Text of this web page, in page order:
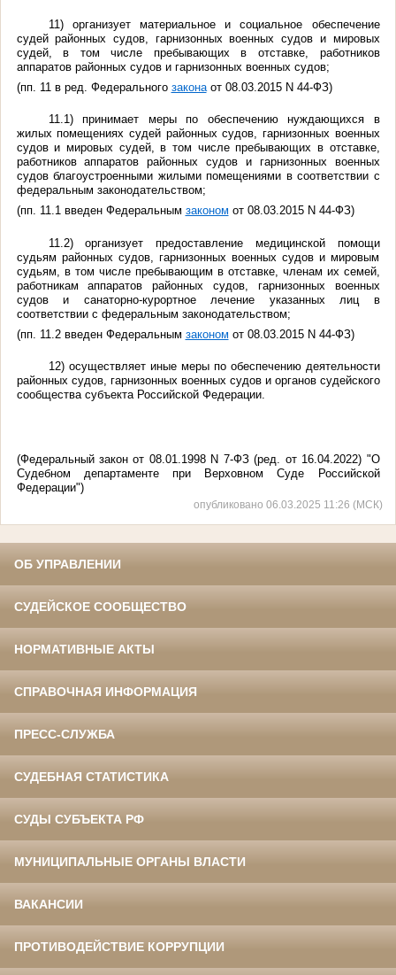
11) организует материальное и социальное обеспечение
судей районных судов, гарнизонных военных судов и мировых
судей, в том числе пребывающих в отставке, работников
аппаратов районных судов и гарнизонных военных судов;
(пп. 11 в ред. Федерального законаот 08.03.2015 N 44-ФЗ)
11.1) принимает меры по обеспечению нуждающихся в
жилых помещениях судей районных судов, гарнизонных военных
судов и мировых судей, в том числе пребывающих в отставке,
работников аппаратов районных судов и гарнизонных военных
судов благоустроенными жилыми помещениями в соответствии с
федеральным законодательством;
(пп. 11.1 введен Федеральным законом от 08.03.2015 N 44-ФЗ)
11.2) организует предоставление медицинской помощи
судьям районных судов, гарнизонных военных судов и мировым
судьям, в том числе пребывающим в отставке, членам их семей,
работникам аппаратов районных судов, гарнизонных военных
судов и санаторно-курортное лечение указанных лиц в
соответствии с федеральным законодательством;
(пп. 11.2 введен Федеральным законом от 08.03.2015 N 44-ФЗ)
12) осуществляет иные меры по обеспечению деятельности
районных судов, гарнизонных военных судов и органов судейского
сообщества субъекта Российской Федерации.
(Федеральный закон от 08.01.1998 N 7-ФЗ (ред. от 16.04.2022) "О
Судебном департаменте при Верховном Суде Российской
Федерации")
опубликовано 06.03.2025 11:26 (МСК)
ОБ УПРАВЛЕНИИ
СУДЕЙСКОЕ СООБЩЕСТВО
НОРМАТИВНЫЕ АКТЫ
СПРАВОЧНАЯ ИНФОРМАЦИЯ
ПРЕСС-СЛУЖБА
СУДЕБНАЯ СТАТИСТИКА
СУДЫ СУБЪЕКТА РФ
МУНИЦИПАЛЬНЫЕ ОРГАНЫ ВЛАСТИ
ВАКАНСИИ
ПРОТИВОДЕЙСТВИЕ КОРРУПЦИИ